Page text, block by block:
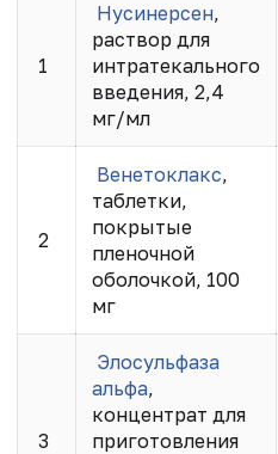
1
Нусинерсен,
раствор для
интратекального
введения, 2,4
мг/мл
2
Венетоклакс,
таблетки,
покрытые
пленочной
оболочкой, 100
мг
3
Элосульфаза
альфа,
концентрат для
приготовления